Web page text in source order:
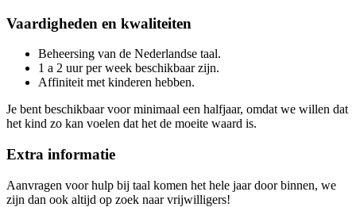
Vaardigheden en kwaliteiten
Beheersing van de Nederlandse taal.
1 a 2 uur per week beschikbaar zijn.
Affiniteit met kinderen hebben.
Je bent beschikbaar voor minimaal een halfjaar, omdat we willen dat
het kind zo kan voelen dat het de moeite waard is.
Extra informatie
Aanvragen voor hulp bij taal komen het hele jaar door binnen, we
zijn dan ook altijd op zoek naar vrijwilligers!